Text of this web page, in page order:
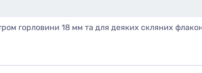
горловини 18 мм та для деяких скляних